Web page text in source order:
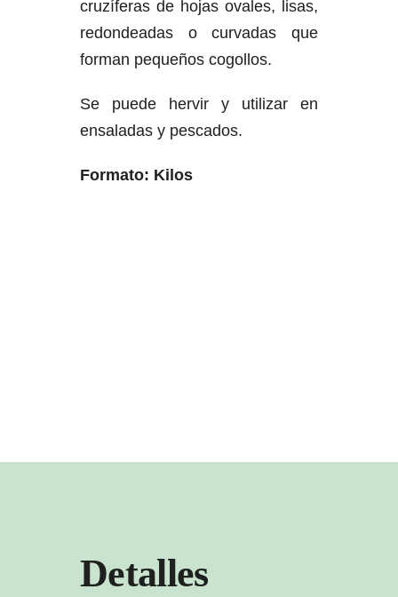
cruzíferas de hojas ovales, lisas,
redondeadas o curvadas que
forman pequeños cogollos.
Se puede hervir y utilizar en
ensaladas y pescados.
Formato: Kilos
Detalles